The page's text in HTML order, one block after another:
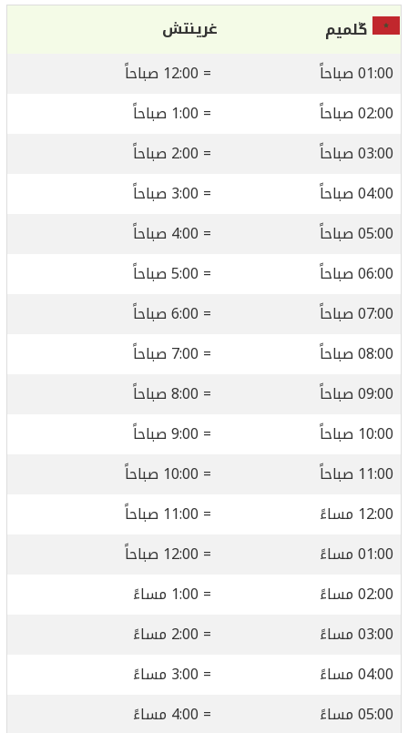
ڭلميم
غرينتش
01:00 صباحاً
= 12:00 صباحاً
02:00 صباحاً
= 1:00 صباحاً
03:00 صباحاً
= 2:00 صباحاً
04:00 صباحاً
= 3:00 صباحاً
05:00 صباحاً
= 4:00 صباحاً
06:00 صباحاً
= 5:00 صباحاً
07:00 صباحاً
= 6:00 صباحاً
08:00 صباحاً
= 7:00 صباحاً
09:00 صباحاً
= 8:00 صباحاً
10:00 صباحاً
= 9:00 صباحاً
11:00 صباحاً
= 10:00 صباحاً
12:00 مساءً
= 11:00 صباحاً
01:00 مساءً
= 12:00 صباحاً
02:00 مساءً
= 1:00 مساءً
03:00 مساءً
= 2:00 مساءً
04:00 مساءً
= 3:00 مساءً
05:00 مساءً
= 4:00 مساءً